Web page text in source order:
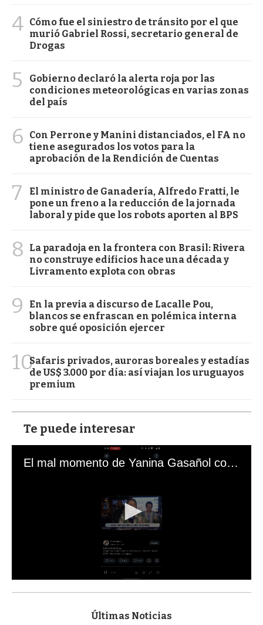
4 Cómo fue el siniestro de tránsito por el que
murió Gabriel Rossi, secretario general de
Drogas
5
Gobierno declaró la alerta roja por las
condiciones meteorológicas en varias zonas
del país
6
Con Perrone y Manini distanciados, el FA no
tiene asegurados los votos para la
aprobación de la Rendición de Cuentas
7
El ministro de Ganadería, Alfredo Fratti, le
pone un freno a la reducción de la jornada
laboral y pide que los robots aporten al BPS
8
La paradoja en la frontera con Brasil: Rivera
no construye edificios hace una década y
Livramento explota con obras
9
En la previa a discurso de Lacalle Pou,
blancos se enfrascan en polémica interna
sobre qué oposición ejercer
10Safaris privados, auroras boreales y estadías
de US$ 3.000 por día: así viajan los uruguayos
premium
Te puede interesar
El mal momento de Yanina Gasañol con un hincha argentino en "Subrayado"
s
Últimas Noticias